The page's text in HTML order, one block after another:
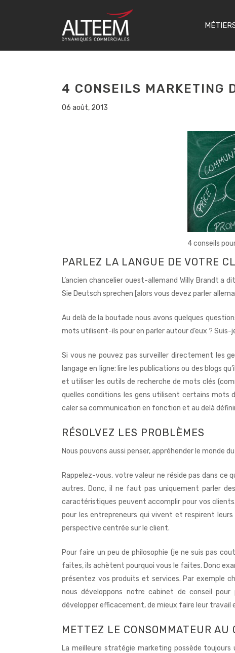
4 CONSEILS MARKETING
06 août, 2013
4 conseils
PARLEZ LA LANGUE DE VOTRE
L’ancien chancelier ouest-allemand Willy Brandt a
Sie Deutsch sprechen [alors vous devez parler
Au delà de la boutade nous avons quelques
mots utilisent-ils pour en parler autour d’eux ? Suis-
Si vous ne pouvez pas surveiller directement les
langage en ligne: lire les publications ou des blogs
et utiliser les outils de recherche de mots clés
quelles conditions les gens utilisent certains mots
caler sa communication en fonction et au delà
RÉSOLVEZ LES PROBLÈMES
Nous pouvons aussi penser, appréhender le monde
Rappelez-vous, votre valeur ne réside pas dans
autres. Donc, il ne faut pas uniquement parler
caractéristiques peuvent accomplir pour vos
pour les entrepreneurs qui vivent et respirent
perspective centrée sur le client.
Pour faire un peu de philosophie (je ne suis pas
faites, ils achètent pourquoi vous le faites. Donc
présentez vos produits et services. Par exemple
nous développons notre cabinet de conseil
développer efficacement, de mieux faire leur travail
METTEZ LE CONSOMMATEUR AU
La meilleure stratégie marketing possède toujours